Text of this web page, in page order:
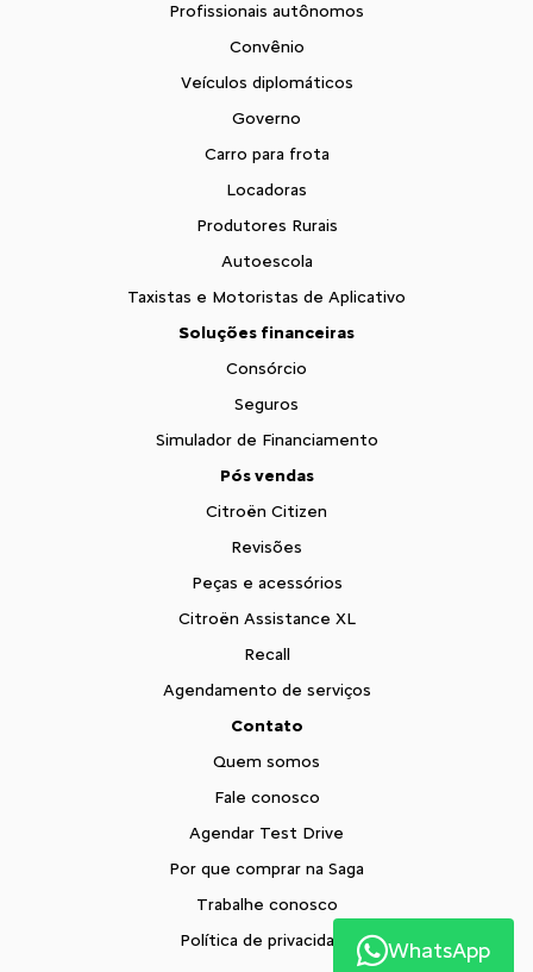
Profissionais autônomos
Convênio
Veículos diplomáticos
Governo
Carro para frota
Locadoras
Produtores Rurais
Autoescola
Taxistas e Motoristas de Aplicativo
Soluções financeiras
Consórcio
Seguros
Simulador de Financiamento
Pós vendas
Citroën Citizen
Revisões
Peças e acessórios
Citroën Assistance XL
Recall
Agendamento de serviços
Contato
Quem somos
Fale conosco
Agendar Test Drive
Por que comprar na Saga
Trabalhe conosco
Política de privacidade
WhatsApp